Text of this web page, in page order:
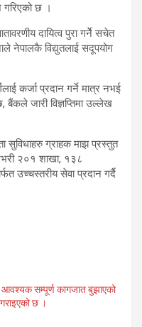
गरिएको छ ।
दायित्व पुरा गर्नेे सचेत
नेपालकै विद्युतलाई सदूपयोग
कर्जा प्रदान गर्ने मात्र नभई
बैंकले जारी विज्ञप्तिमा उल्लेख
सुविधाहरु ग्राहक माझ प्रस्तुत
२०१ शाखा, १३८
उच्चस्तरीय सेवा प्रदान गर्दै
सम्पूर्ण कागजात बुझाएको
छ ।